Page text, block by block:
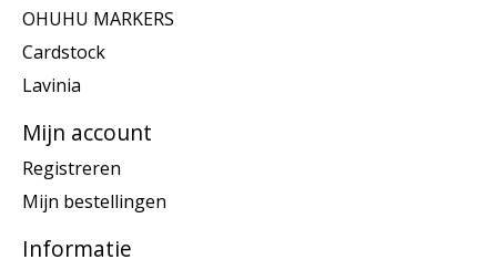
OHUHU MARKERS
Cardstock
Lavinia
Mijn account
Registreren
Mijn bestellingen
Informatie